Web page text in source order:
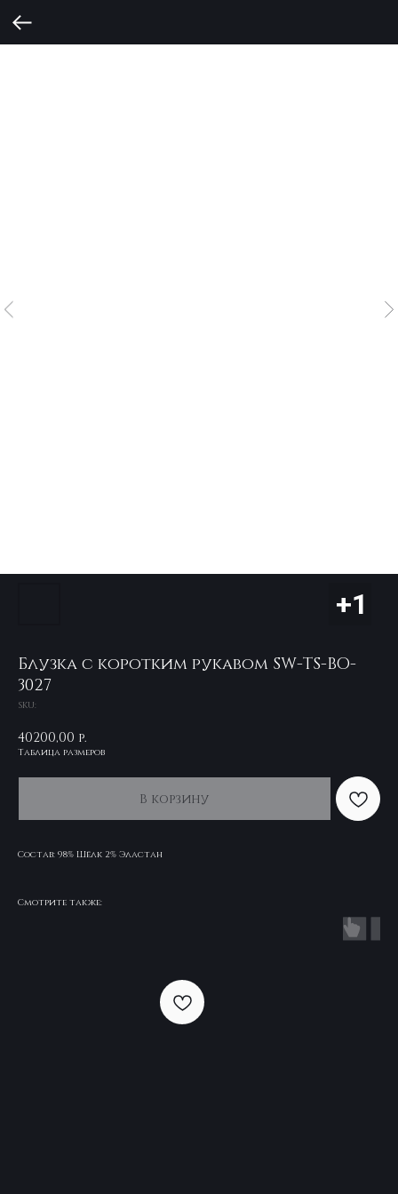
Блузка с коротким рукавом SW-TS-BO-
3027
SKU:
40200,00 р.
Таблица размеров
В корзину
Состав: 98% Шёлк 2% Эластан
Смотрите также: